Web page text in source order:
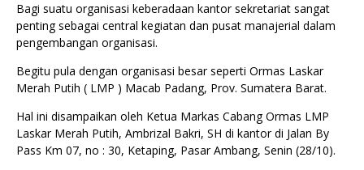
Bagi suatu organisasi keberadaan kantor sekretariat sangat
penting sebagai central kegiatan dan pusat manajerial dalam
pengembangan organisasi.
Begitu pula dengan organisasi besar seperti Ormas Laskar
Merah Putih ( LMP ) Macab Padang, Prov. Sumatera Barat.
Hal ini disampaikan oleh Ketua Markas Cabang Ormas LMP
Laskar Merah Putih, Ambrizal Bakri, SH di kantor di Jalan By
Pass Km 07, no : 30, Ketaping, Pasar Ambang, Senin (28/10).